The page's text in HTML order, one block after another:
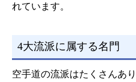
れています。
4大流派に属する名門
空手道の流派はたくさんあ